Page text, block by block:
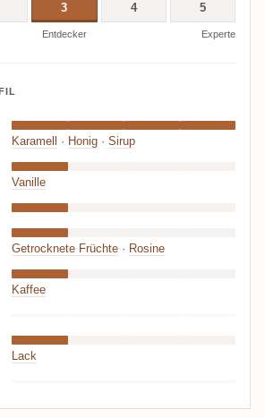
3 4 5
Entdecker Experte
Karamell · Honig · Sirup
Vanille
Getrocknete Früchte · Rosine
Kaffee
Lack